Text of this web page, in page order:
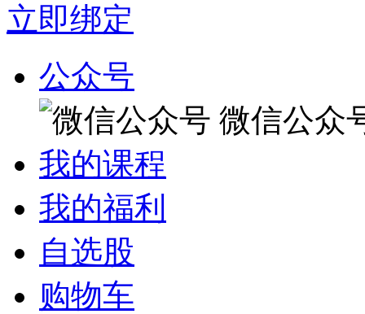
立即绑定
公众号
微信公众
我的课程
我的福利
自选股
购物车